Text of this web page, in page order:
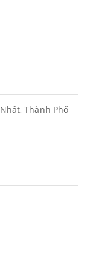
Thành Phố